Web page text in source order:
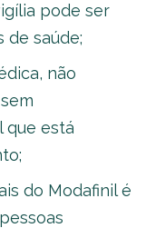
pode ser
de saúde;
não
que está
do Modafinil é